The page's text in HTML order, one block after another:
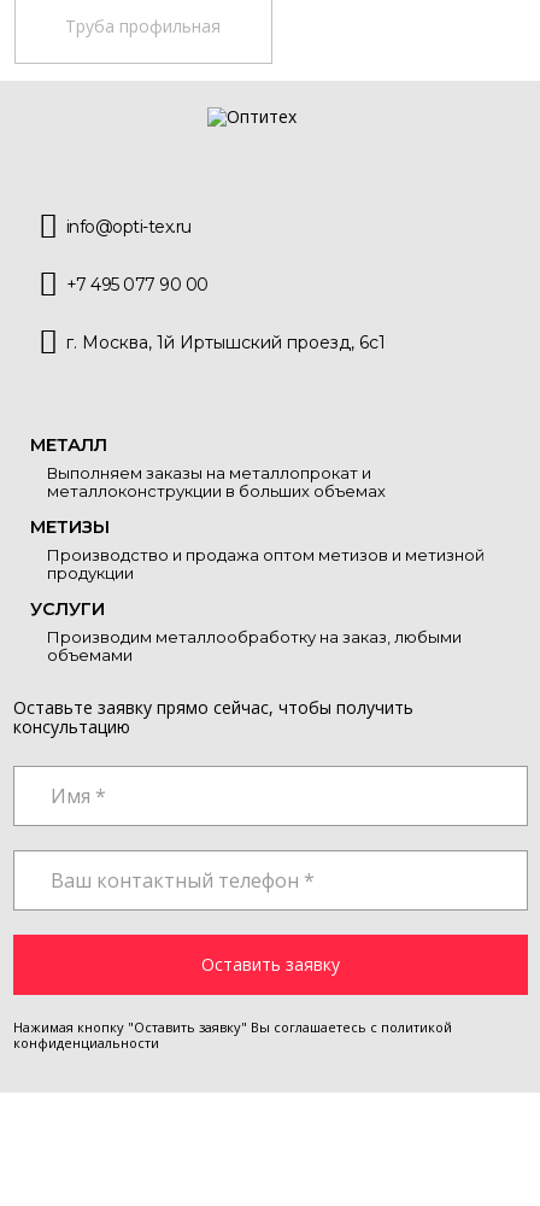
Труба профильная
info@opti-tex.ru
+7 495 077 90 00
г. Москва, 1й Иртышский проезд, 6с1
МЕТАЛЛ
Выполняем заказы на металлопрокат и
металлоконструкции в больших объемах
МЕТИЗЫ
Производство и продажа оптом метизов и метизной
продукции
УСЛУГИ
Производим металлообработку на заказ, любыми
объемами
Оставьте заявку прямо сейчас, чтобы получить
консультацию
Нажимая кнопку "Оставить заявку" Вы соглашаетесь с политикой
конфиденциальности